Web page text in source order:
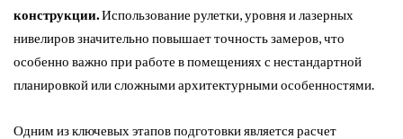
конструкции.Использование рулетки, уровня и лазерных
нивелиров значительно повышает точность замеров, что
особенно важно при работе в помещениях с нестандартной
планировкой или сложными архитектурными особенностями.
Одним из ключевых этапов подготовки является расчет